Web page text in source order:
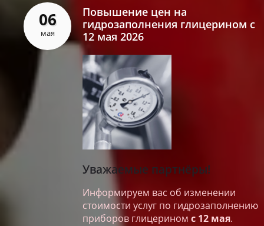
06
мая
Повышение цен на
гидрозаполнения глицерином с
12 мая 2026
Уважаемые партнёры!
Информируем вас об изменении
стоимости услуг по гидрозаполнению
приборов глицерином с 12 мая.